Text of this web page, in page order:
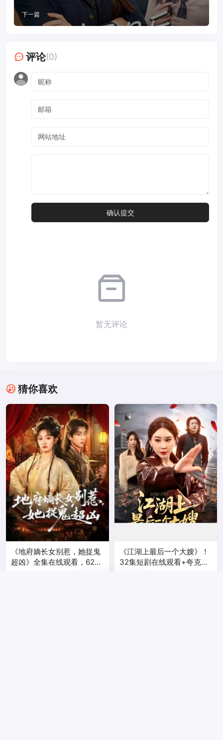
下一篇
评论(0)
暂无评论
猜你喜欢
《地府嫡长女别惹，她捉鬼
超凶》全集在线观看，62集
《江湖上最后一个大嫂》！
32集短剧在线观看+夸克网